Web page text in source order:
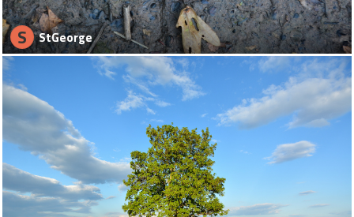
S StGeorge